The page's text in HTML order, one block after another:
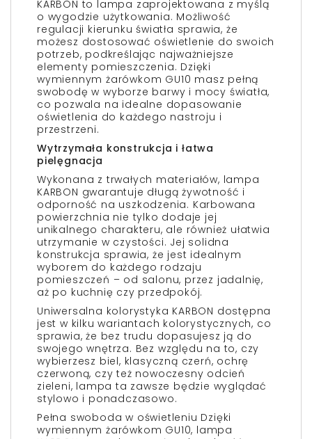
KARBON to lampa zaprojektowana z myślą
o wygodzie użytkowania. Możliwość
regulacji kierunku światła sprawia, że
możesz dostosować oświetlenie do swoich
potrzeb, podkreślając najważniejsze
elementy pomieszczenia. Dzięki
wymiennym żarówkom GU10 masz pełną
swobodę w wyborze barwy i mocy światła,
co pozwala na idealne dopasowanie
oświetlenia do każdego nastroju i
przestrzeni.
Wytrzymała konstrukcja i łatwa
pielęgnacja
Wykonana z trwałych materiałów, lampa
KARBON gwarantuje długą żywotność i
odporność na uszkodzenia. Karbowana
powierzchnia nie tylko dodaje jej
unikalnego charakteru, ale również ułatwia
utrzymanie w czystości. Jej solidna
konstrukcja sprawia, że jest idealnym
wyborem do każdego rodzaju
pomieszczeń – od salonu, przez jadalnię,
aż po kuchnię czy przedpokój.
Uniwersalna kolorystyka KARBON dostępna
jest w kilku wariantach kolorystycznych, co
sprawia, że bez trudu dopasujesz ją do
swojego wnętrza. Bez względu na to, czy
wybierzesz biel, klasyczną czerń, ochrę
czerwoną, czy też nowoczesny odcień
zieleni, lampa ta zawsze będzie wyglądać
stylowo i ponadczasowo.
Pełna swoboda w oświetleniu Dzięki
wymiennym żarówkom GU10, lampa